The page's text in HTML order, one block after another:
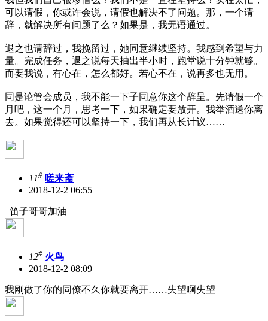
可以请假，你或许会说，请假也解决不了问题。那，一个请
辞，就解决所有问题了么？如果是，我无语通过。
退之也请辞过，我挽留过，她同意继续坚持。我感到希望与力
量。完成任务，退之说每天抽出半小时，跑堂说十分钟就够。
而要我说，有心在，怎么都好。若心不在，说再多也无用。
同是论管会成员，我不能一下子同意你这个辞呈。先请假一个
月吧，这一个月，思考一下，如果确定要放开。我举酒送你离
去。如果觉得还可以坚持一下，我们再从长计议……
11# 嗟来斋
2018-12-2 06:55
笛子哥哥加油
12# 火鸟
2018-12-2 08:09
我刚做了你的同僚不久你就要离开……失望啊失望